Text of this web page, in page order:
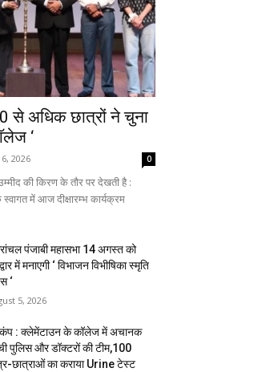
से अधिक छात्रों ने चुना
‘
2026 0
उम्मीद की किरण के तौर पर देखती है :
में आज दीक्षारम्भ कार्यक्रम
पंजाबी महासभा 14 अगस्त को
में मनाएगी ‘ विभाजन विभीषिका स्मृति
‘
5, 2026
: क्लेमेंटाउन के कॉलेज में अचानक
पुलिस और डॉक्टरों की टीम,100
छात्राओं का कराया Urine टेस्ट